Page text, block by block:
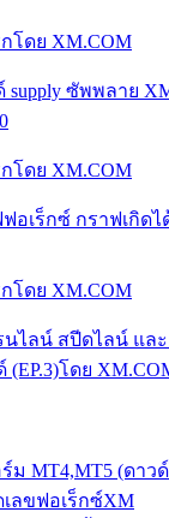
โดย XM.COM
supply ซัพพลาย
โดย XM.COM
อเร็กซ์ กราฟเกิดไ
โดย XM.COM
นไลน์ สปีดไลน์ แล
โดย
ม MT4,MT5 (ดาว
เลขฟอเร็กซ์XM